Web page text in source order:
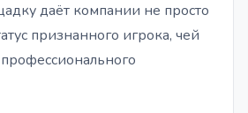
даёт компании не просто
признанного игрока, чей